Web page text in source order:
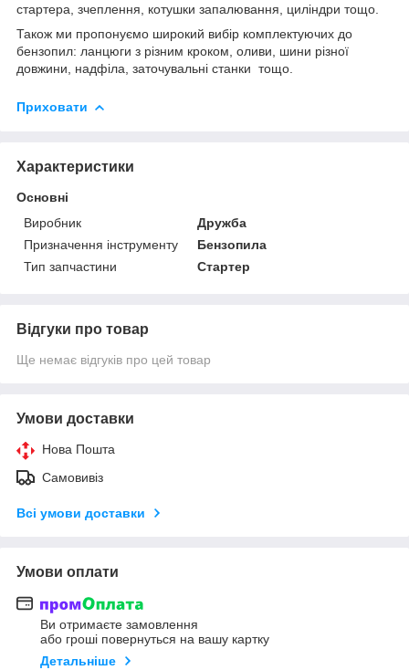
стартера, зчеплення, котушки запалювання, циліндри тощо.
Також ми пропонуємо широкий вибір комплектуючих до
бензопил: ланцюги з різним кроком, оливи, шини різної
довжини, надфіла, заточувальні станки тощо.
Приховати
Характеристики
Основні
Виробник
Дружба
Призначення інструменту
Бензопила
Тип запчастини
Стартер
Відгуки про товар
Ще немає відгуків про цей товар
Умови доставки
Нова Пошта
Самовивіз
Всі умови доставки
Умови оплати
Ви отримаєте замовлення
або гроші повернуться на вашу картку
Детальніше